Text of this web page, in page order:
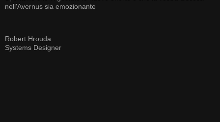
nell'Avernus sia emozionante
Robert Hrouda
Systems Designer